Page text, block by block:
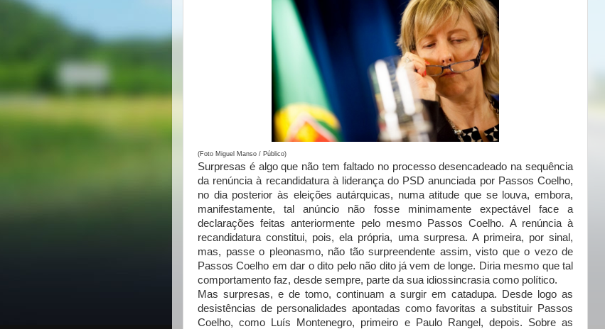
(Foto Miguel Manso / Público)
Surpresas é algo que não tem faltado no processo desencadeado na sequência
da renúncia à recandidatura à liderança do PSD anunciada por Passos Coelho,
no dia posterior às eleições autárquicas, numa atitude que se louva, embora,
manifestamente, tal anúncio não fosse minimamente expectável face a
declarações feitas anteriormente pelo mesmo Passos Coelho. A renúncia à
recandidatura constitui, pois, ela própria, uma surpresa. A primeira, por sinal,
mas, passe o pleonasmo, não tão surpreendente assim, visto que o vezo de
Passos Coelho em dar o dito pelo não dito já vem de longe. Diria mesmo que tal
comportamento faz, desde sempre, parte da sua idiossincrasia como político.
Mas surpresas, e de tomo, continuam a surgir em catadupa. Desde logo as
desistências de personalidades apontadas como favoritas a substituir Passos
Coelho, como Luís Montenegro, primeiro e Paulo Rangel, depois. Sobre as